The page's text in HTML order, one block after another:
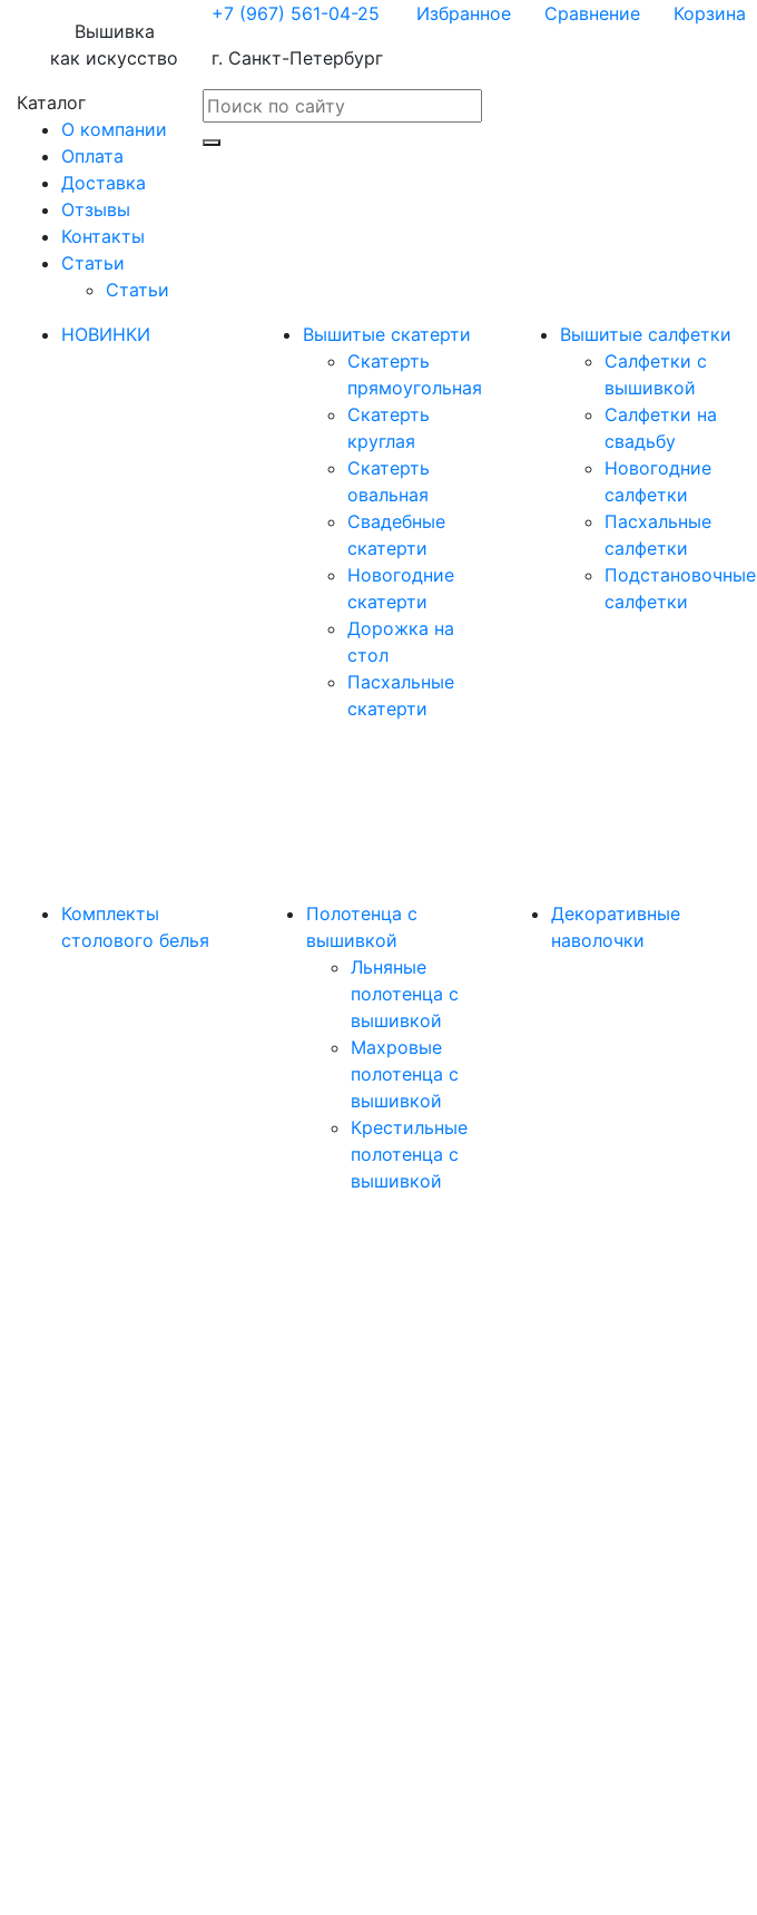
Вышивка
как искусство
+7 (967) 561-04-25
г. Санкт-Петербург
Избранное Сравнение Корзина
Каталог
О компании
Оплата
Доставка
Отзывы
Контакты
Статьи
Статьи
НОВИНКИ
Вышитые скатерти
Скатерть
прямоугольная
Скатерть
круглая
Скатерть
овальная
Свадебные
скатерти
Новогодние
скатерти
Дорожка на
стол
Пасхальные
скатерти
Вышитые салфетки
Салфетки с
вышивкой
Салфетки на
свадьбу
Новогодние
салфетки
Пасхальные
салфетки
Подстановочные
салфетки
Комплекты
столового белья
Полотенца с
вышивкой
Льняные
полотенца с
вышивкой
Махровые
полотенца с
вышивкой
Крестильные
полотенца с
вышивкой
Декоративные
наволочки